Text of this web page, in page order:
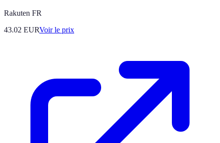
Rakuten FR
43.02 EURVoir le prix